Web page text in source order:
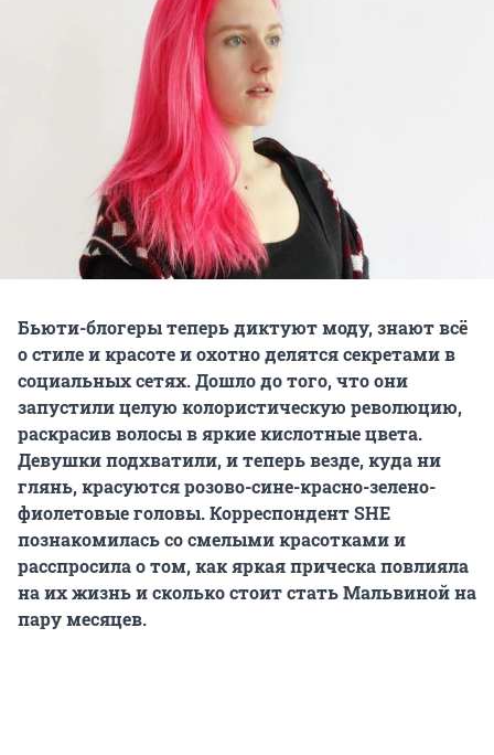
Бьюти-блогеры теперь диктуют моду, знают всё
о стиле и красоте и охотно делятся секретами в
социальных сетях. Дошло до того, что они
запустили целую колористическую революцию,
раскрасив волосы в яркие кислотные цвета.
Девушки подхватили, и теперь везде, куда ни
глянь, красуются розово-сине-красно-зелено-
фиолетовые головы. Корреспондент SHE
познакомилась со смелыми красотками и
расспросила о том, как яркая прическа повлияла
на их жизнь и сколько стоит стать Мальвиной на
пару месяцев.